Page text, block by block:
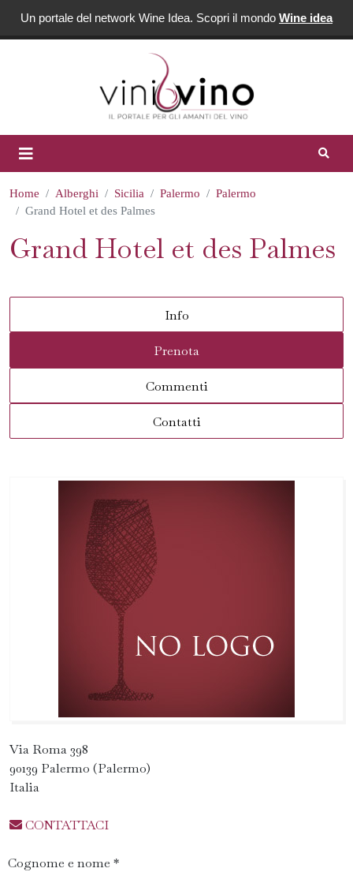
Un portale del network Wine Idea. Scopri il mondo Wine idea
Home Alberghi Sicilia Palermo
Palermo
Grand Hotel et des Palmes
Grand Hotel et des Palmes
Info
Prenota
Commenti
Contatti
Via Roma 398
90139 Palermo (Palermo)
Italia
CONTATTACI
Cognome e nome *